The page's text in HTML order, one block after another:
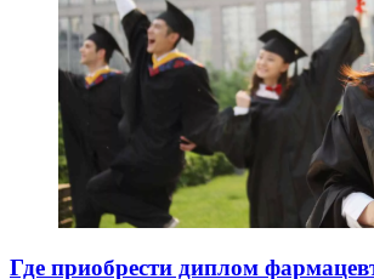
Где приобрести диплом